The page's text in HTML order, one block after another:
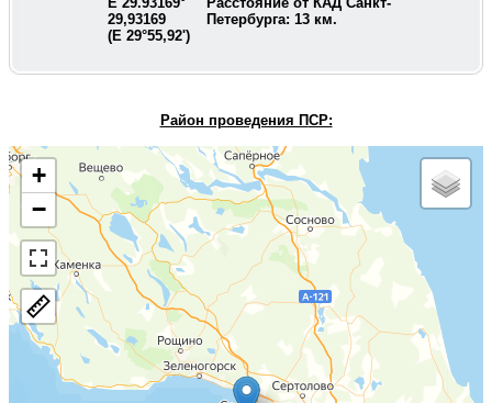
29,93169
(E 29°55,92')
Петербурга: 13 км.
Район проведения ПСР:
+
−